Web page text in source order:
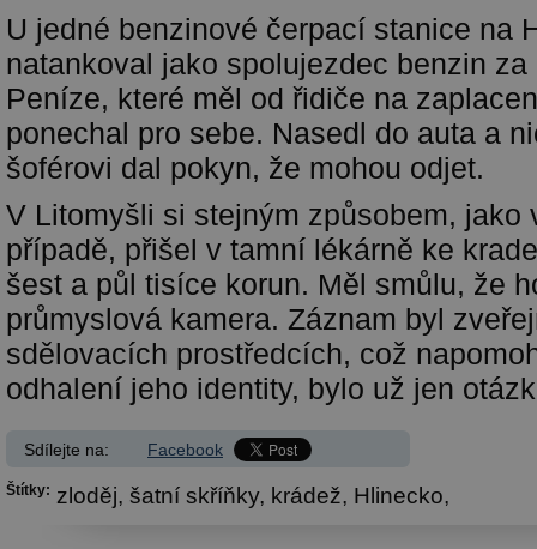
U jedné benzinové čerpací stanice na
natankoval jako spolujezdec benzin za
Peníze, které měl od řidiče na
ponechal pro sebe. Nasedl do auta a
šoférovi dal pokyn, že mohou odjet.
V Litomyšli si stejným způsobem, jako
případě, přišel v tamní lékárně ke
šest a půl tisíce korun. Měl smůlu, že
průmyslová kamera. Záznam byl
sdělovacích prostředcích, což
odhalení jeho identity, bylo už jen
Sdílejte na: Facebook
Štítky: zloděj, šatní skříňky, krádež, Hlinecko,